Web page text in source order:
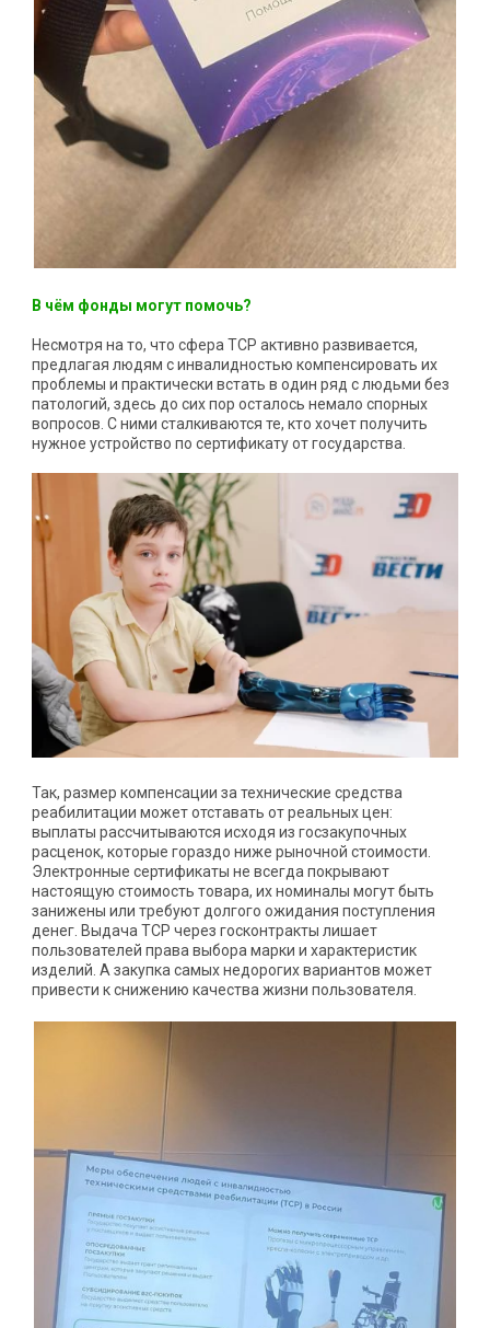
В чём фонды могут помочь?
Несмотря на то, что сфера ТСР активно развивается,
предлагая людям с инвалидностью компенсировать их
проблемы и практически встать в один ряд с людьми без
патологий, здесь до сих пор осталось немало спорных
вопросов. С ними сталкиваются те, кто хочет получить
нужное устройство по сертификату от государства.
Так, размер компенсации за технические средства
реабилитации может отставать от реальных цен:
выплаты рассчитываются исходя из госзакупочных
расценок, которые гораздо ниже рыночной стоимости.
Электронные сертификаты не всегда покрывают
настоящую стоимость товара, их номиналы могут быть
занижены или требуют долгого ожидания поступления
денег. Выдача ТСР через госконтракты лишает
пользователей права выбора марки и характеристик
изделий. А закупка самых недорогих вариантов может
привести к снижению качества жизни пользователя.